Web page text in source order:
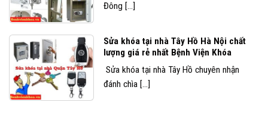
Đông [...]
Sửa khóa tại nhà Tây Hồ Hà Nội chất
lượng giá rẻ nhất Bệnh Viện Khóa
Sửa khóa tại nhà Tây Hồ chuyên nhận
đánh chìa [...]